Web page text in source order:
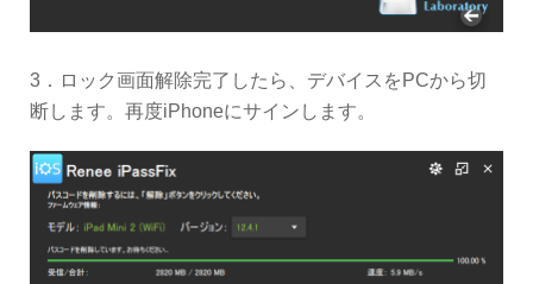
3．ロック画面解除完了したら、デバイスをPCから切
断します。再度iPhoneにサインします。